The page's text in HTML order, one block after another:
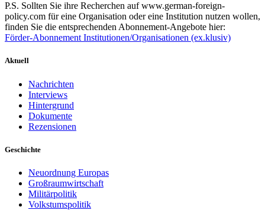
P.S. Sollten Sie ihre Recherchen auf www.german-foreign-
policy.com für eine Organisation oder eine Institution nutzen wollen,
finden Sie die entsprechenden Abonnement-Angebote hier:
Förder-Abonnement Institutionen/Organisationen (ex.klusiv)
Aktuell
Nachrichten
Interviews
Hintergrund
Dokumente
Rezensionen
Geschichte
Neuordnung Europas
Großraumwirtschaft
Militärpolitik
Volkstumspolitik